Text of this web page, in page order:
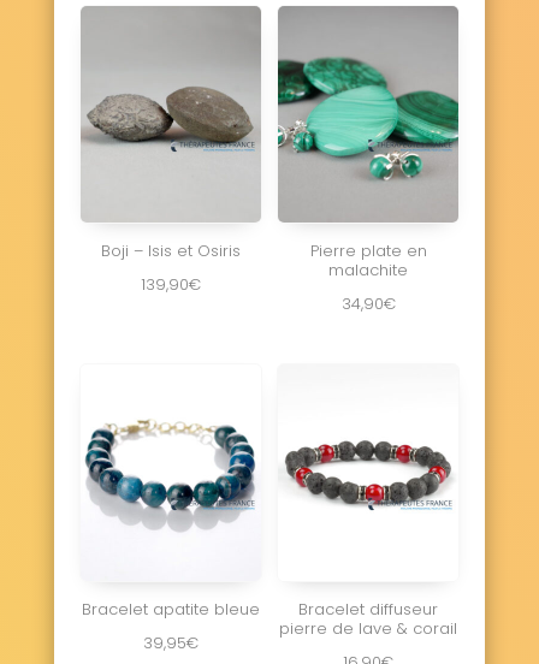
Boji – Isis et Osiris
139,90€
Pierre plate en
malachite
34,90€
Bracelet apatite bleue
39,95€
Bracelet diffuseur
pierre de lave & corail